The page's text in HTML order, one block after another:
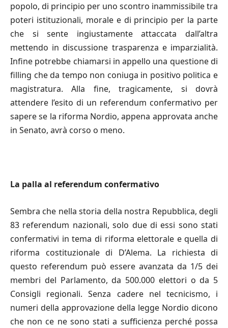
popolo, di principio per uno scontro inammissibile tra
poteri istituzionali, morale e di principio per la parte
che si sente ingiustamente attaccata dall’altra
mettendo in discussione trasparenza e imparzialità.
Infine potrebbe chiamarsi in appello una questione di
filling che da tempo non coniuga in positivo politica e
magistratura. Alla fine, tragicamente, si dovrà
attendere l’esito di un referendum confermativo per
sapere se la riforma Nordio, appena approvata anche
in Senato, avrà corso o meno.
La palla al referendum confermativo
Sembra che nella storia della nostra Repubblica, degli
83 referendum nazionali, solo due di essi sono stati
confermativi in tema di riforma elettorale e quella di
riforma costituzionale di D’Alema. La richiesta di
questo referendum può essere avanzata da 1/5 dei
membri del Parlamento, da 500.000 elettori o da 5
Consigli regionali. Senza cadere nel tecnicismo, i
numeri della approvazione della legge Nordio dicono
che non ce ne sono stati a sufficienza perché possa